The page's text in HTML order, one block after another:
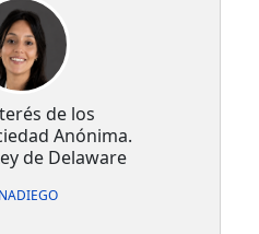
de los
Anónima.
de Delaware